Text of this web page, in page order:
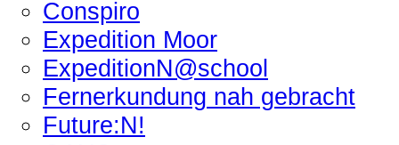
Conspiro
Expedition Moor
ExpeditionN@school
Fernerkundung nah gebracht
Future:N!